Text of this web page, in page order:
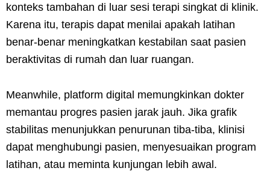
konteks tambahan di luar sesi terapi singkat di klinik.
Karena itu, terapis dapat menilai apakah latihan
benar-benar meningkatkan kestabilan saat pasien
beraktivitas di rumah dan luar ruangan.
Meanwhile, platform digital memungkinkan dokter
memantau progres pasien jarak jauh. Jika grafik
stabilitas menunjukkan penurunan tiba-tiba, klinisi
dapat menghubungi pasien, menyesuaikan program
latihan, atau meminta kunjungan lebih awal.